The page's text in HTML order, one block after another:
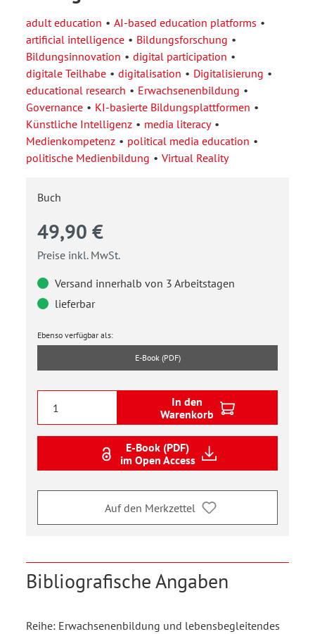
adult education
AI-based education platforms
artificial intelligence
Bildungsforschung
Bildungsinnovation
digital participation
digitale Teilhabe
digitalisation
Digitalisierung
educational research
Erwachsenenbildung
Governance
KI-basierte Bildungsplattformen
Künstliche Intelligenz
media literacy
Medienkompetenz
political media education
politische Medienbildung
Virtual Reality
Buch
49,90 €
Preise inkl. MwSt.
Versand innerhalb von 3 Arbeitstagen
lieferbar
Ebenso verfügbar als:
E-Book (PDF)
In den
Warenkorb
E-Book (PDF)
im Open Access
Auf den Merkzettel
Bibliografische Angaben
Reihe: Erwachsenenbildung und lebensbegleitendes